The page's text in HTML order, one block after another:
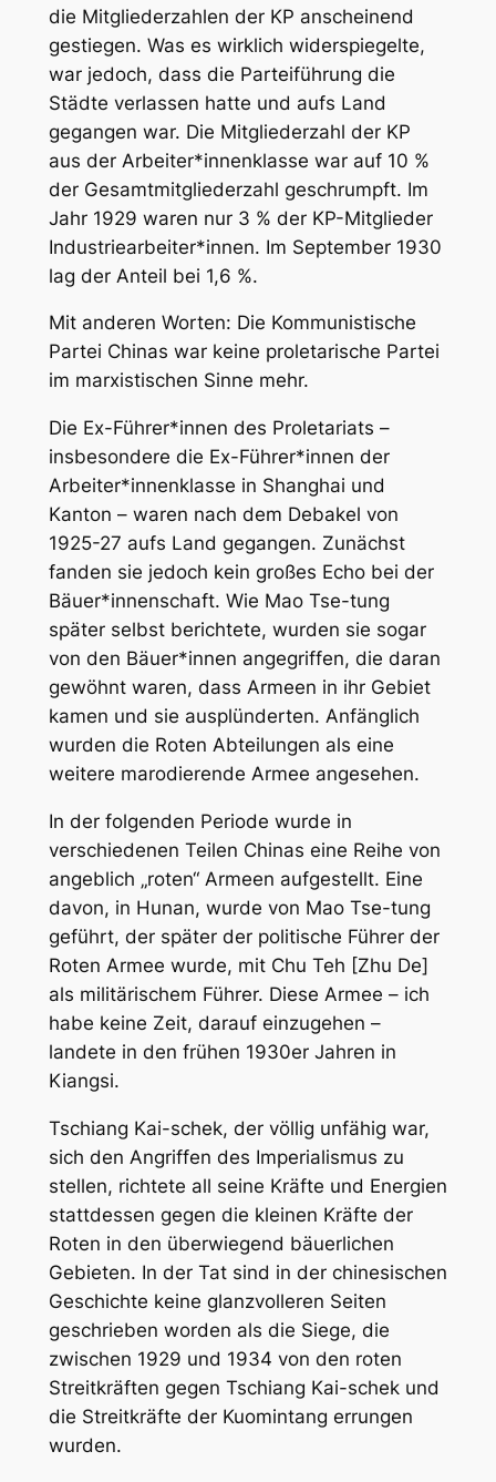
die Mitgliederzahlen der KP anscheinend
gestiegen. Was es wirklich widerspiegelte,
war jedoch, dass die Parteiführung die
Städte verlassen hatte und aufs Land
gegangen war. Die Mitgliederzahl der KP
aus der Arbeiter*innenklasse war auf 10 %
der Gesamtmitgliederzahl geschrumpft. Im
Jahr 1929 waren nur 3 % der KP-Mitglieder
Industriearbeiter*innen. Im September 1930
lag der Anteil bei 1,6 %.
Mit anderen Worten: Die Kommunistische
Partei Chinas war keine proletarische Partei
im marxistischen Sinne mehr.
Die Ex-Führer*innen des Proletariats –
insbesondere die Ex-Führer*innen der
Arbeiter*innenklasse in Shanghai und
Kanton – waren nach dem Debakel von
1925-27 aufs Land gegangen. Zunächst
fanden sie jedoch kein großes Echo bei der
Bäuer*innenschaft. Wie Mao Tse-tung
später selbst berichtete, wurden sie sogar
von den Bäuer*innen angegriffen, die daran
gewöhnt waren, dass Armeen in ihr Gebiet
kamen und sie ausplünderten. Anfänglich
wurden die Roten Abteilungen als eine
weitere marodierende Armee angesehen.
In der folgenden Periode wurde in
verschiedenen Teilen Chinas eine Reihe von
angeblich „roten“ Armeen aufgestellt. Eine
davon, in Hunan, wurde von Mao Tse-tung
geführt, der später der politische Führer der
Roten Armee wurde, mit Chu Teh [Zhu De]
als militärischem Führer. Diese Armee – ich
habe keine Zeit, darauf einzugehen –
landete in den frühen 1930er Jahren in
Kiangsi.
Tschiang Kai-schek, der völlig unfähig war,
sich den Angriffen des Imperialismus zu
stellen, richtete all seine Kräfte und Energien
stattdessen gegen die kleinen Kräfte der
Roten in den überwiegend bäuerlichen
Gebieten. In der Tat sind in der chinesischen
Geschichte keine glanzvolleren Seiten
geschrieben worden als die Siege, die
zwischen 1929 und 1934 von den roten
Streitkräften gegen Tschiang Kai-schek und
die Streitkräfte der Kuomintang errungen
wurden.